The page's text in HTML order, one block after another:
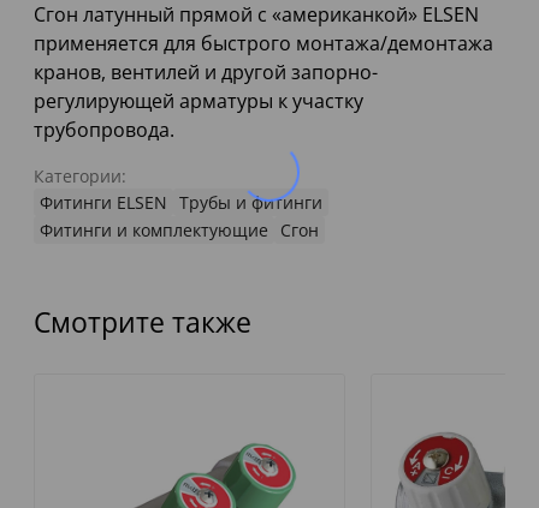
Сгон латунный прямой с «американкой» ELSEN
применяется для быстрого монтажа/демонтажа
кранов, вентилей и другой запорно-
регулирующей арматуры к участку
трубопровода.
Категории:
Фитинги ELSEN Трубы и фитинги
Фитинги и комплектующие
Сгон
Смотрите также